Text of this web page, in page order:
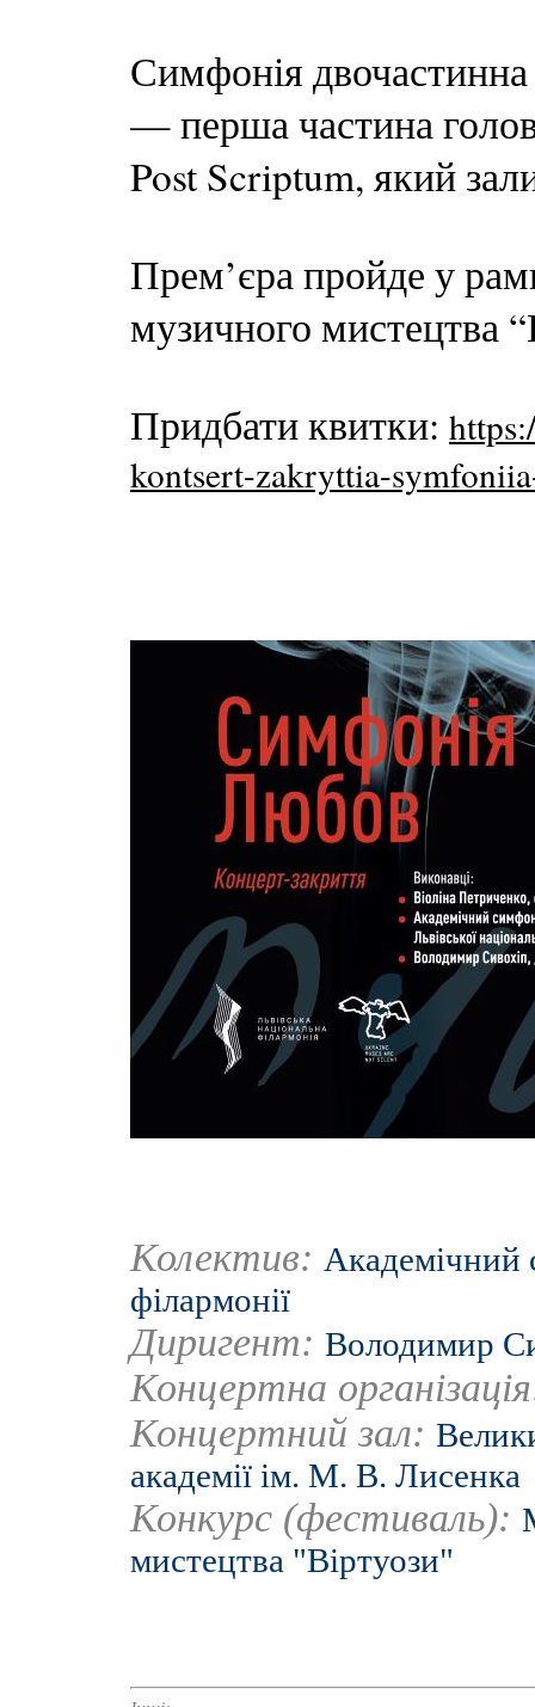
Симфонія
— перша частина
Post Scriptum, який
Прем’єра пройде у
музичного мистецтва
Придбати квитки:
kontsert-zakryttia-
Колектив: Академічний
філармонії
Диригент: Володимир
Концертна
Концертний зал:
академії ім. М. В. Лисенка
Конкурс (фестиваль):
мистецтва "Віртуози"